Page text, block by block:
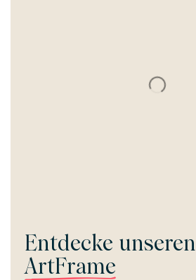
Entdecke unseren
ArtFrame